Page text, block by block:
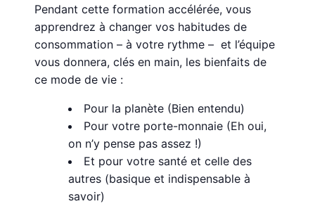
Pendant cette formation accélérée, vous
apprendrez à changer vos habitudes de
consommation – à votre rythme – et l’équipe
vous donnera, clés en main, les bienfaits de
ce mode de vie :
Pour la planète (Bien entendu)
Pour votre porte-monnaie (Eh oui,
on n’y pense pas assez !)
Et pour votre santé et celle des
autres (basique et indispensable à
savoir)